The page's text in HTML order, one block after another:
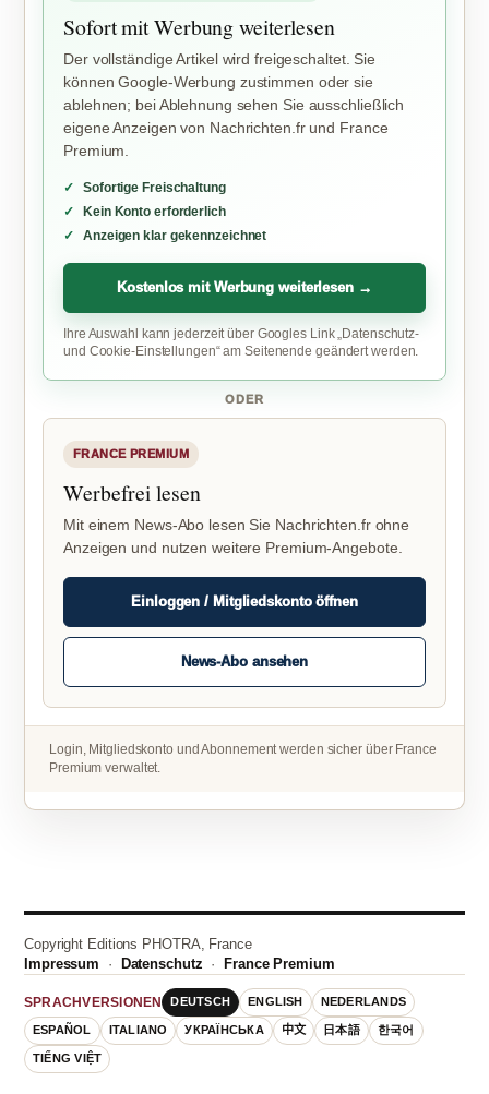
Sofort mit Werbung weiterlesen
Der vollständige Artikel wird freigeschaltet. Sie
können Google-Werbung zustimmen oder sie
ablehnen; bei Ablehnung sehen Sie ausschließlich
eigene Anzeigen von Nachrichten.fr und France
Premium.
Sofortige Freischaltung
Kein Konto erforderlich
Anzeigen klar gekennzeichnet
Kostenlos mit Werbung weiterlesen →
Ihre Auswahl kann jederzeit über Googles Link „Datenschutz-
und Cookie-Einstellungen“ am Seitenende geändert werden.
ODER
FRANCE PREMIUM
Werbefrei lesen
Mit einem News-Abo lesen Sie Nachrichten.fr ohne
Anzeigen und nutzen weitere Premium-Angebote.
Einloggen / Mitgliedskonto öffnen
News-Abo ansehen
Login, Mitgliedskonto und Abonnement werden sicher über France
Premium verwaltet.
Copyright Editions PHOTRA, France
Impressum · Datenschutz ·France Premium
SPRACHVERSIONEN DEUTSCH ENGLISH NEDERLANDS
ESPAÑOL ITALIANO УКРАЇНСЬКА 中文 日本語 한국어
TIẾNG VIỆT